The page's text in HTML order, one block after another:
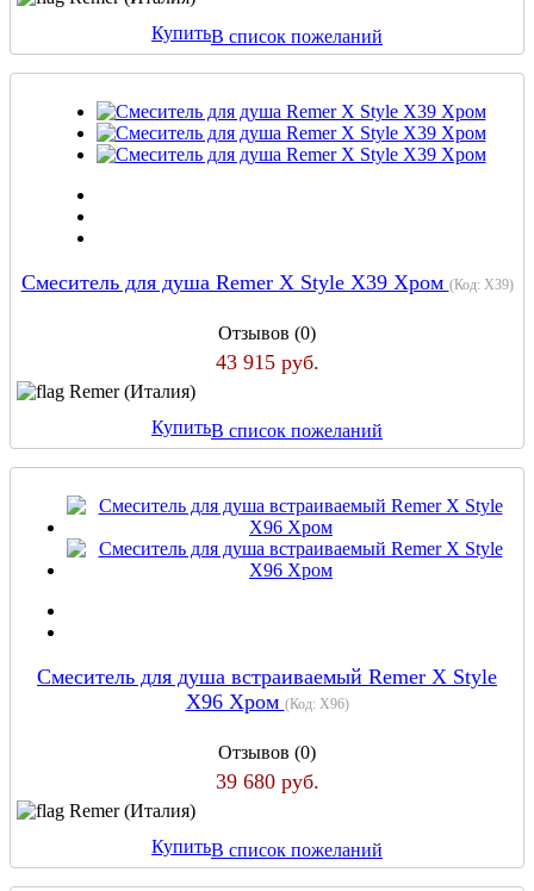
КупитьВ список пожеланий
Cмеситель для душа Remer X Style X39 Хром (Код: X39)
Отзывов (0)
43 915 руб.
Remer (Италия)
КупитьВ список пожеланий
Смеситель для душа встраиваемый Remer X Style
X96 Хром (Код: X96)
Отзывов (0)
39 680 руб.
Remer (Италия)
КупитьВ список пожеланий